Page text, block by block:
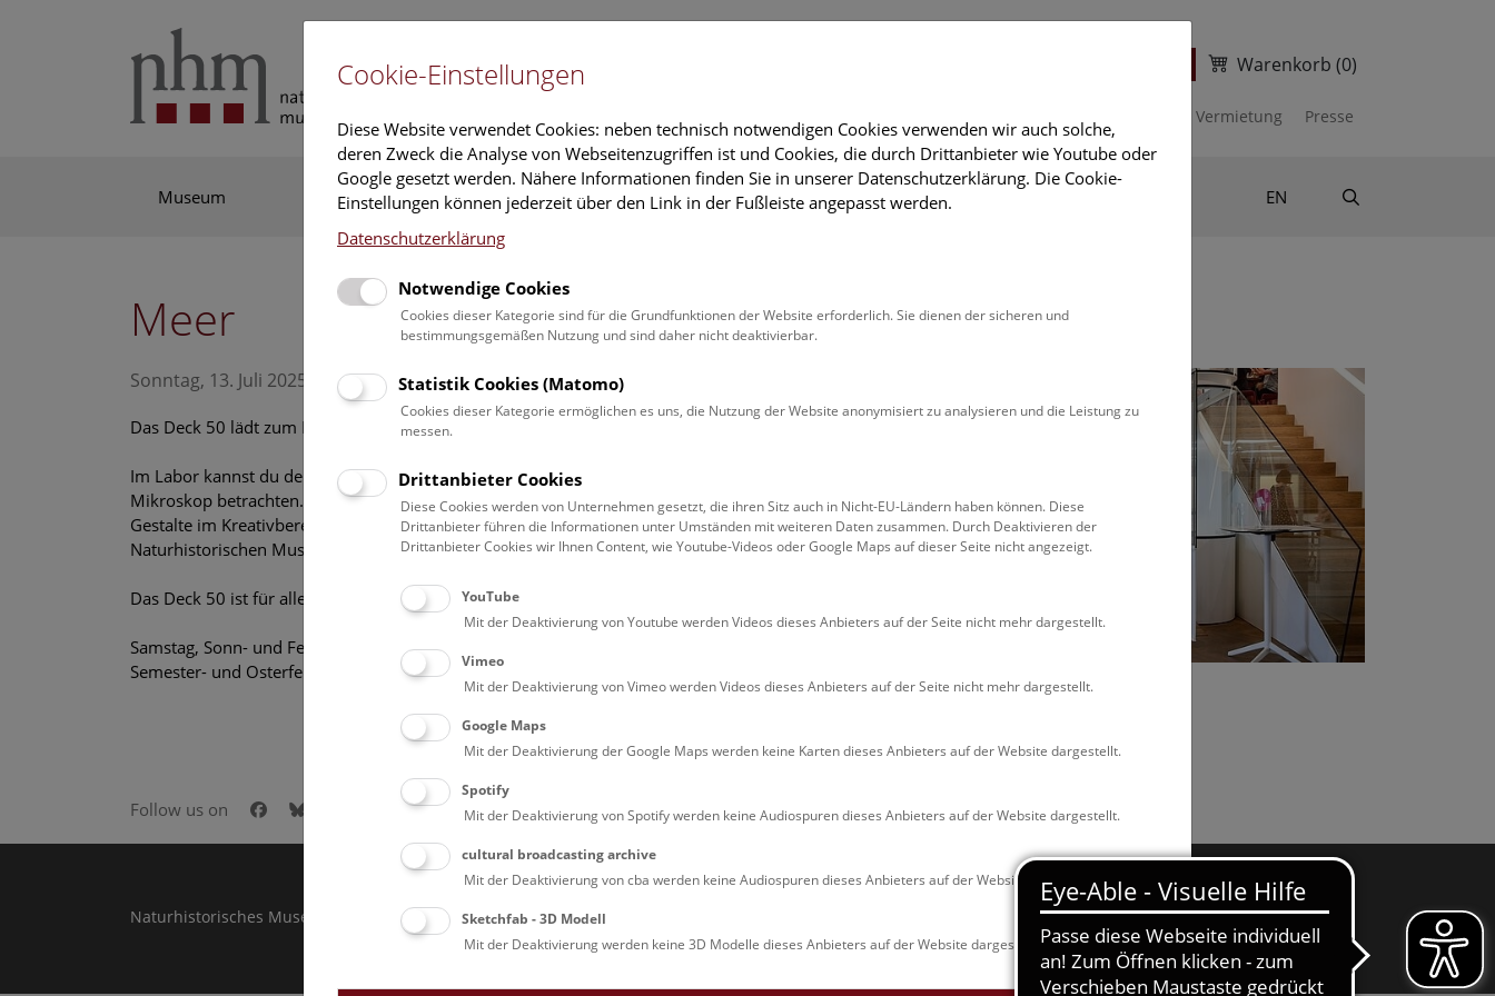
Warenkorb (0)
Vermietung Presse
Museum Ausstellung Forschung Führungen & Aktivitäten Deck 50 EN
Meer
Sonntag, 13. Juli 2025, 11:45 Uhr – 15:15 Uhr | Open Deck 50
Das Deck 50 lädt zum Mitmachen ein!
Im Labor kannst du dein eigenes Meerwasser mischen und Sand unter dem
Mikroskop betrachten.
Gestalte im Kreativbereich eine Urlaubsgrußkarte aus dem “Meer des
Naturhistorischen Museums”.
Das Deck 50 ist für alle Besucher*innen offen!
Samstag, Sonn- und Feiertag, sowie täglich in den Herbst-, Weihnachts-,
Semester- und Osterferien, von 11:45 bis 15:15 Uhr.
Follow us on Facebook InstagramYoutubeLinkedInGoogle Arts and Culture
Naturhistorisches Museum Wien © 2026 Datenschutz Barrierefreiheitserklärung Cookies
Cookie-Einstellungen
Diese Website verwendet Cookies: neben technisch notwendigen Cookies verwenden wir auch solche,
deren Zweck die Analyse von Webseitenzugriffen ist und Cookies, die durch Drittanbieter wie Youtube oder
Google gesetzt werden. Nähere Informationen finden Sie in unserer Datenschutzerklärung. Die Cookie-
Einstellungen können jederzeit über den Link in der Fußleiste angepasst werden.
Datenschutzerklärung
Notwendige Cookies
Cookies dieser Kategorie sind für die Grundfunktionen der Website erforderlich. Sie dienen der sicheren und
bestimmungsgemäßen Nutzung und sind daher nicht deaktivierbar.
Statistik Cookies (Matomo)
Cookies dieser Kategorie ermöglichen es uns, die Nutzung der Website anonymisiert zu analysieren und die Leistung zu
messen.
Drittanbieter Cookies
Diese Cookies werden von Unternehmen gesetzt, die ihren Sitz auch in Nicht-EU-Ländern haben können. Diese
Drittanbieter führen die Informationen unter Umständen mit weiteren Daten zusammen. Durch Deaktivieren der
Drittanbieter Cookies wir Ihnen Content, wie Youtube-Videos oder Google Maps auf dieser Seite nicht angezeigt.
YouTube
Mit der Deaktivierung von Youtube werden Videos dieses Anbieters auf der Seite nicht mehr dargestellt.
Vimeo
Mit der Deaktivierung von Vimeo werden Videos dieses Anbieters auf der Seite nicht mehr dargestellt.
Google Maps
Mit der Deaktivierung der Google Maps werden keine Karten dieses Anbieters auf der Website dargestellt.
Spotify
Mit der Deaktivierung von Spotify werden keine Audiospuren dieses Anbieters auf der Website dargestellt.
cultural broadcasting archive
Mit der Deaktivierung von cba werden keine Audiospuren dieses Anbieters auf der Website dargestellt.
Sketchfab - 3D Modell
Mit der Deaktivierung werden keine 3D Modelle dieses Anbieters auf der Website dargestellt.